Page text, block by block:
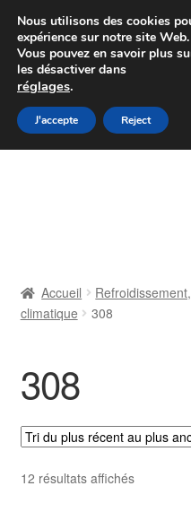
Colissimo
Du lundi au
Aller
à
Aller
au
Contact
Accueil
climatique
308
308
12 résultats affichésTrié
Nous utilisons des cookies
expérience sur notre site Web.
Vous pouvez en savoir plus
les désactiver dans
réglages.
J'accepte Reject